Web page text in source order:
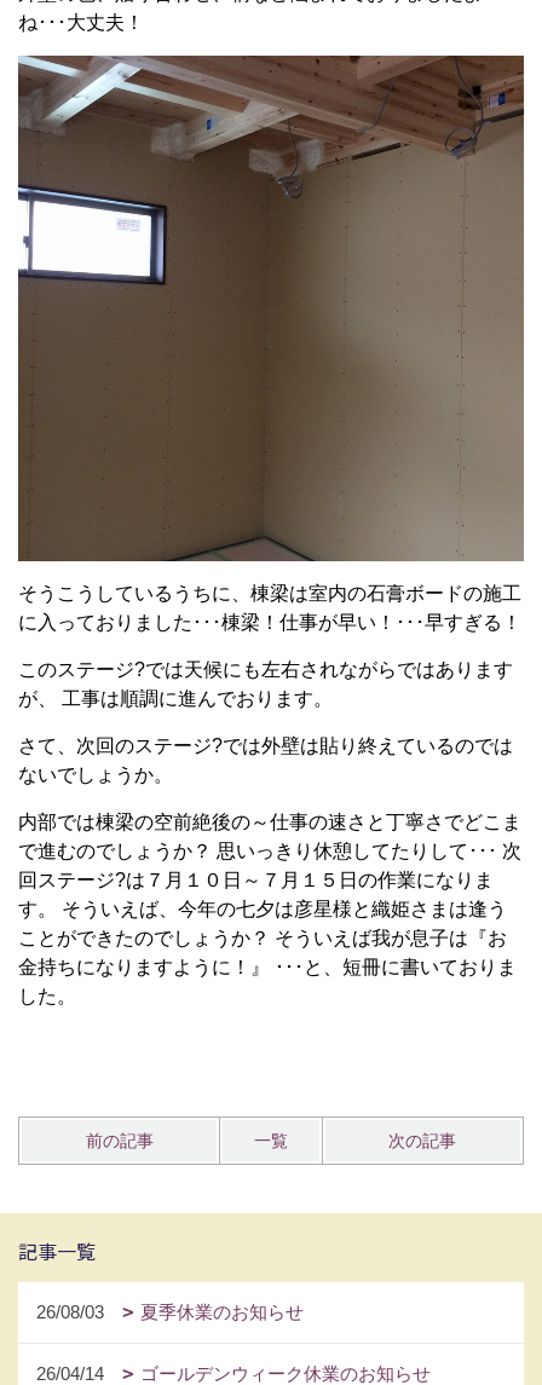
ね･･･大丈夫！
そうこうしているうちに、棟梁は室内の石膏ボードの施工
に入っておりました･･･棟梁！仕事が早い！･･･早すぎる！
このステージ?では天候にも左右されながらではあります
が、 工事は順調に進んでおります。
さて、次回のステージ?では外壁は貼り終えているのでは
ないでしょうか。
内部では棟梁の空前絶後の～仕事の速さと丁寧さでどこま
で進むのでしょうか？ 思いっきり休憩してたりして･･･ 次
回ステージ?は７月１０日～７月１５日の作業になりま
す。 そういえば、今年の七夕は彦星様と織姫さまは逢う
ことができたのでしょうか？ そういえば我が息子は『お
金持ちになりますように！』 ･･･と、短冊に書いておりま
した。
前の記事 一覧 次の記事
記事一覧
26/08/03 夏季休業のお知らせ
26/04/14 ゴールデンウィーク休業のお知らせ